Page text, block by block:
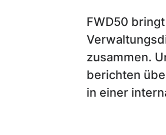
FWD50
zusammen.
berichten
in einer